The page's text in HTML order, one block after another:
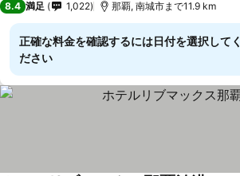
8.4 満足 1,022 那覇, 南城市まで11.9 km
正確な料金を確認するには日付を選択してく
ださい